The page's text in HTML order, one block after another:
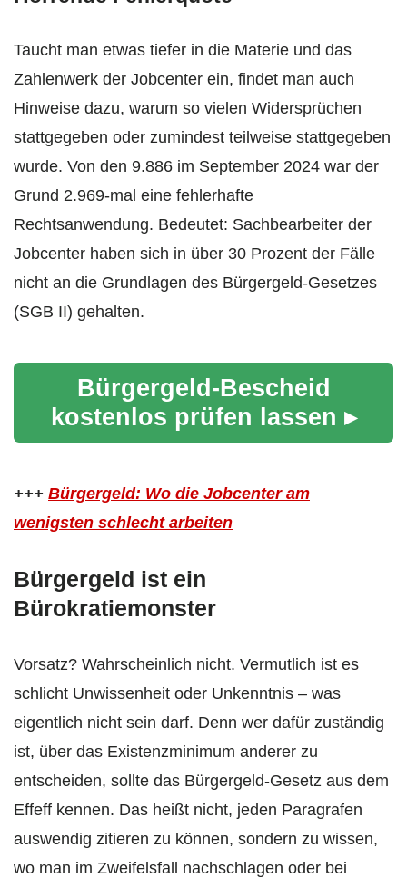
Taucht man etwas tiefer in die Materie und das
Zahlenwerk der Jobcenter ein, findet man auch
Hinweise dazu, warum so vielen Widersprüchen
stattgegeben oder zumindest teilweise stattgegeben
wurde. Von den 9.886 im September 2024 war der
Grund 2.969-mal eine fehlerhafte
Rechtsanwendung. Bedeutet: Sachbearbeiter der
Jobcenter haben sich in über 30 Prozent der Fälle
nicht an die Grundlagen des Bürgergeld-Gesetzes
(SGB II) gehalten.
Bürgergeld-Bescheid
kostenlos prüfen lassen ▸
+++ Bürgergeld: Wo die Jobcenter am
wenigsten schlecht arbeiten
Bürgergeld ist ein
Bürokratiemonster
Vorsatz? Wahrscheinlich nicht. Vermutlich ist es
schlicht Unwissenheit oder Unkenntnis – was
eigentlich nicht sein darf. Denn wer dafür zuständig
ist, über das Existenzminimum anderer zu
entscheiden, sollte das Bürgergeld-Gesetz aus dem
Effeff kennen. Das heißt nicht, jeden Paragrafen
auswendig zitieren zu können, sondern zu wissen,
wo man im Zweifelsfall nachschlagen oder bei